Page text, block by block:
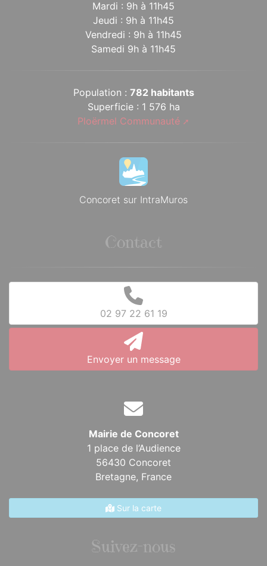
Mardi : 9h à 11h45
Jeudi : 9h à 11h45
Vendredi : 9h à 11h45
Samedi 9h à 11h45
Population : 782 habitants
Superficie : 1 576 ha
Ploërmel Communauté
Concoret sur IntraMuros
Contact
02 97 22 61 19
Envoyer un message
Mairie de Concoret
1 place de l’Audience
56430 Concoret
Bretagne, France
Sur la carte
Suivez-nous